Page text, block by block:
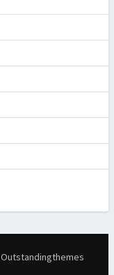
Outstandingthemes